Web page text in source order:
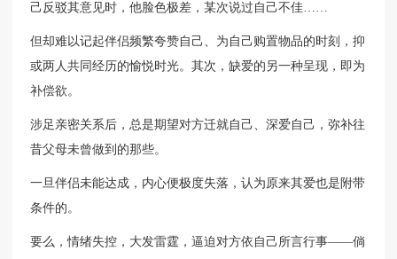
己反驳其意见时，他脸色极差，某次说过自己不佳……
但却难以记起伴侣频繁夸赞自己、为自己购置物品的时刻，抑
或两人共同经历的愉悦时光。其次，缺爱的另一种呈现，即为
补偿欲。
涉足亲密关系后，总是期望对方迁就自己、深爱自己，弥补往
昔父母未曾做到的那些。
一旦伴侣未能达成，内心便极度失落，认为原来其爱也是附带
条件的。
要么，情绪失控，大发雷霆，逼迫对方依自己所言行事——倘